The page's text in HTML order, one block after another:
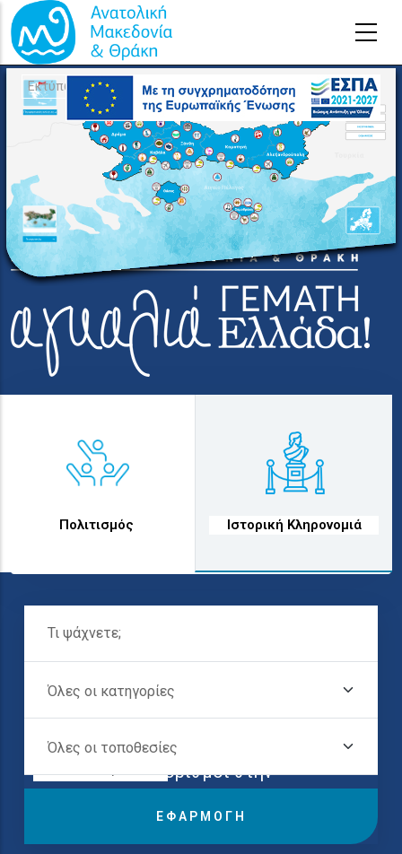
Παράκαμψη προς το κυρίως περιεχόμενο
Εκτύπωση χάρτη
Πολιτισμός Ιστορική Κληρονομιά
Τι Ψάχνετε;
Όλες Οι Κατηγορίες
Όλες Οι
Προορισμοί στην